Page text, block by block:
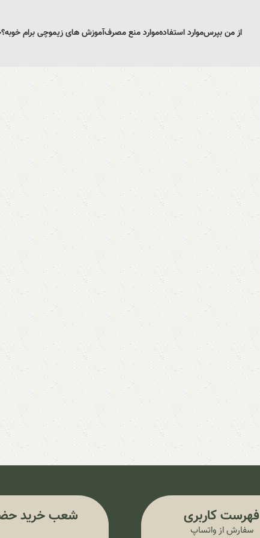
از من بپرسموارد استفادهموارد منع مصرفآموزش های زیموچی برام خوبه؟
فهرست کاربری
سفارش از واتساپ
شعب خرید